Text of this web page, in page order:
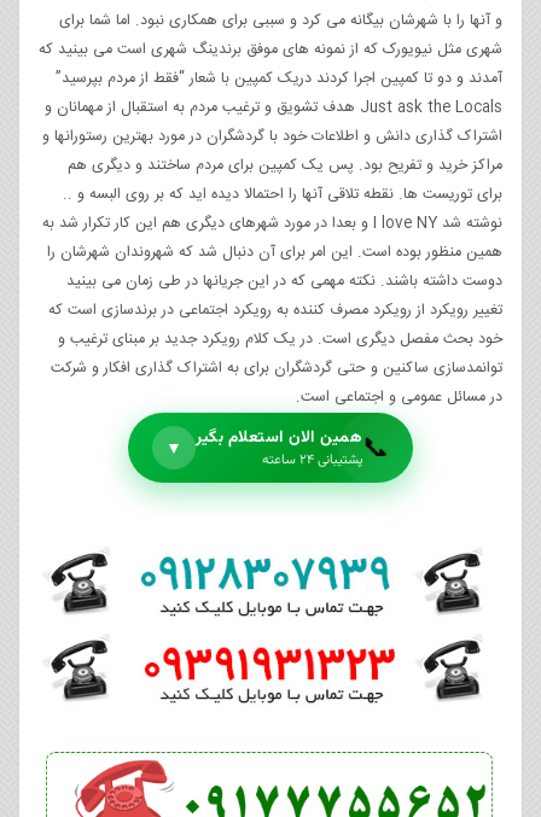
و آنها را با شهرشان بیگانه می کرد و سببی برای همکاری نبود. اما شما برای
شهری مثل نیویورک که از نمونه های موفق برندینگ شهری است می بینید که
آمدند و دو تا کمپین اجرا کردند دریک کمپین با شعار “فقط از مردم بپرسید”
Just ask the Locals هدف تشویق و ترغیب مردم به استقبال از مهمانان و
اشتراک گذاری دانش و اطلاعات خود با گردشگران در مورد بهترین رستورانها و
مراکز خرید و تفریح بود. پس یک کمپین برای مردم ساختند و دیگری هم
برای توریست ها. نقطه تلاقی آنها را احتمالا دیده اید که بر روی البسه و ..
نوشته شد I love NY و بعدا در مورد شهرهای دیگری هم این کار تکرار شد به
همین منظور بوده است. این امر برای آن دنبال شد که شهروندان شهرشان را
دوست داشته باشند. نکته مهمی که در این جریانها در طی زمان می بینید
تغییر رویکرد از رویکرد مصرف کننده به رویکرد اجتماعی در برندسازی است که
خود بحث مفصل دیگری است. در یک کلام رویکرد جدید بر مبنای ترغیب و
توانمدسازی ساکنین و حتی گردشگران برای به اشتراک گذاری افکار و شرکت
در مسائل عمومی و اجتماعی است.
📞همین الان استعلام بگیر
پشتیبانی ۲۴ ساعته
▼